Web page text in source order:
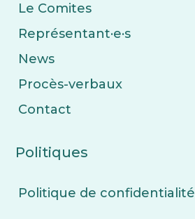
Le Comites
Représentant·e·s
News
Procès-verbaux
Contact
Politiques
Politique de confidentialité